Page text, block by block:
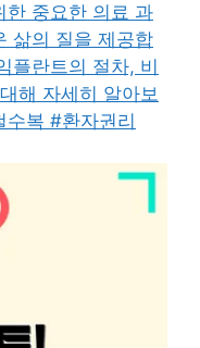
한 중요한 의료 과
삶의 질을 제공합
플란트의 절차, 비
해 자세히 알아보
복 #환자권리